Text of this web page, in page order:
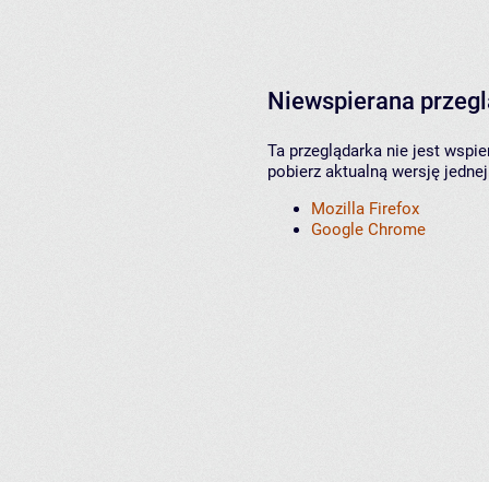
Niewspierana
Ta przeglądarka nie jest
pobierz aktualną wersję
Mozilla Firefox
Google Chrome